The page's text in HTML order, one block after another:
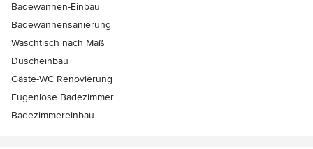
Badewannen-Einbau
Badewannensanierung
Waschtisch nach Maß
Duscheinbau
Gäste-WC Renovierung
Fugenlose Badezimmer
Badezimmereinbau